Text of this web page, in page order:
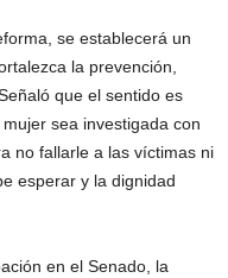
se establecerá un
la prevención,
que el sentido es
sea investigada con
no fallarle a las víctimas ni
esperar y la dignidad
en el Senado, la